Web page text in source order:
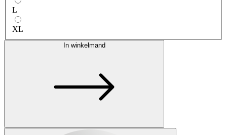
L
XL
In winkelmand